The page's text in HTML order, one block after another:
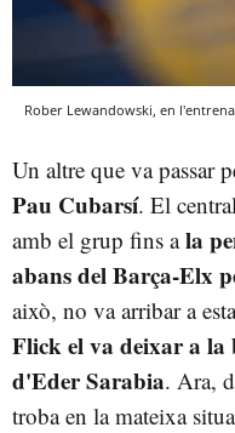
Rober Lewandowski, en
Un altre que va passar
Pau Cubarsí. El
amb el grup fins ala
abans del Barça-Elx
això, no va arribar a
Flick el va deixar a la
d'Eder Sarabia. Ara,
troba en la mateixa